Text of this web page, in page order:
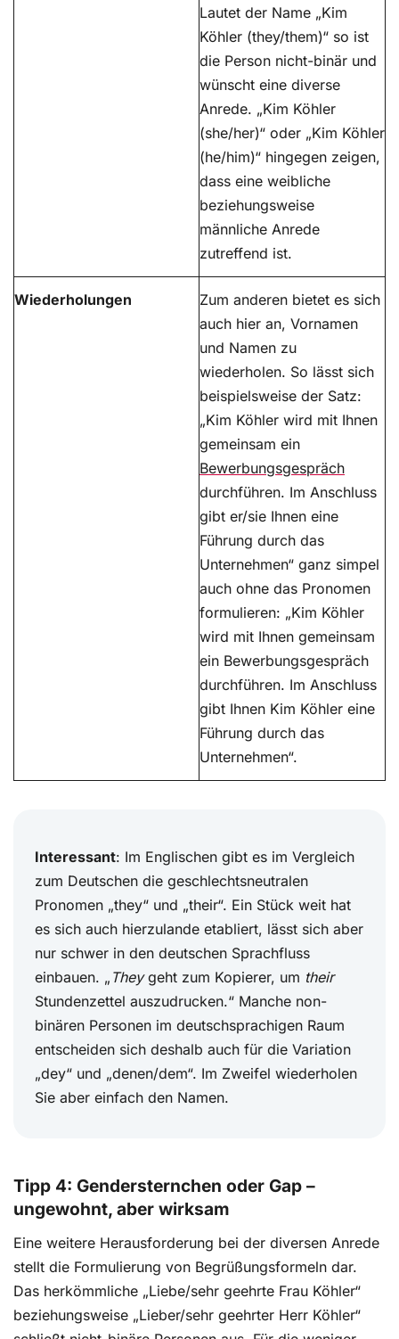
Lautet der Name „Kim
Köhler (they/them)“ so ist
die Person nicht-binär und
wünscht eine diverse
Anrede. „Kim Köhler
(she/her)“ oder „Kim Köhler
(he/him)“ hingegen zeigen,
dass eine weibliche
beziehungsweise
männliche Anrede
zutreffend ist.
Wiederholungen
Zum anderen bietet es sich
auch hier an, Vornamen
und Namen zu
wiederholen. So lässt sich
beispielsweise der Satz:
„Kim Köhler wird mit Ihnen
gemeinsam ein
Bewerbungsgespräch
durchführen. Im Anschluss
gibt er/sie Ihnen eine
Führung durch das
Unternehmen“ ganz simpel
auch ohne das Pronomen
formulieren: „Kim Köhler
wird mit Ihnen gemeinsam
ein Bewerbungsgespräch
durchführen. Im Anschluss
gibt Ihnen Kim Köhler eine
Führung durch das
Unternehmen“.
Interessant: Im Englischen gibt es im Vergleich
zum Deutschen die geschlechtsneutralen
Pronomen „they“ und „their“. Ein Stück weit hat
es sich auch hierzulande etabliert, lässt sich aber
nur schwer in den deutschen Sprachfluss
einbauen. „ Theygeht zum Kopierer, um their
Stundenzettel auszudrucken.“ Manche non-
binären Personen im deutschsprachigen Raum
entscheiden sich deshalb auch für die Variation
„dey“ und „denen/dem“. Im Zweifel wiederholen
Sie aber einfach den Namen.
Tipp 4: Gendersternchen oder Gap –
ungewohnt, aber wirksam
Eine weitere Herausforderung bei der diversen Anrede
stellt die Formulierung von Begrüßungsformeln dar.
Das herkömmliche „Liebe/sehr geehrte Frau Köhler“
beziehungsweise „Lieber/sehr geehrter Herr Köhler“